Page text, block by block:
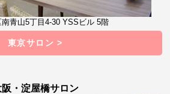
青山5丁目4-30 YSSビル 5階
東京サロン >
阪・淀屋橋サロン